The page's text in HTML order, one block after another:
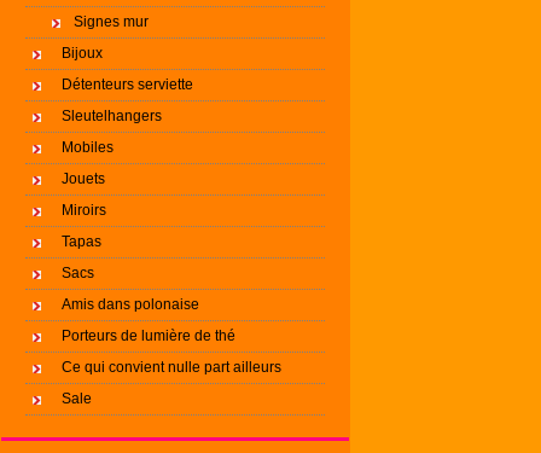
Signes mur
Bijoux
Détenteurs serviette
Sleutelhangers
Mobiles
Jouets
Miroirs
Tapas
Sacs
Amis dans polonaise
Porteurs de lumière de thé
Ce qui convient nulle part ailleurs
Sale